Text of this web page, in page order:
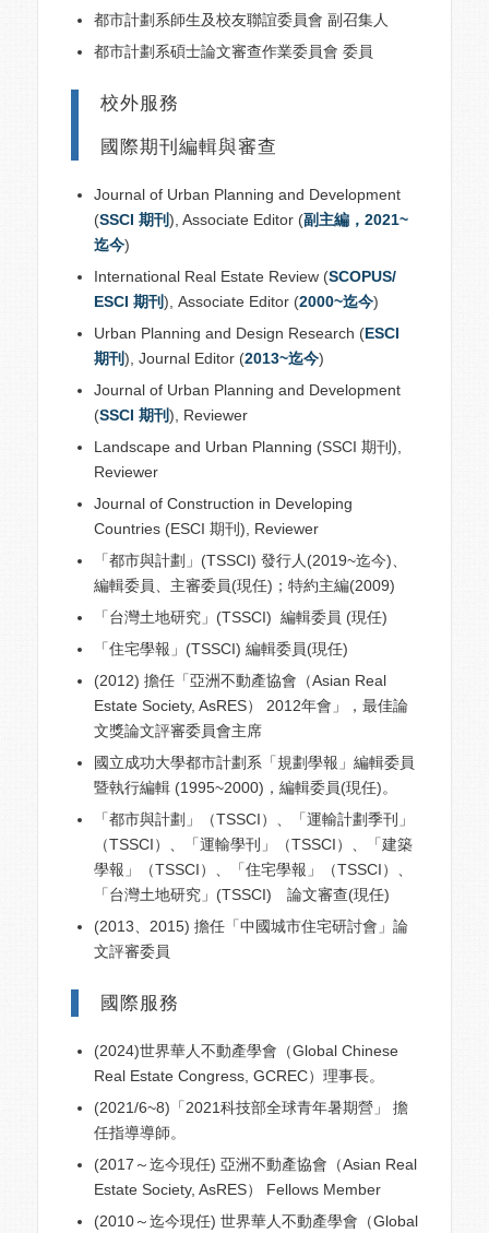
都市計劃系師生及校友聯誼委員會 副召集人
都市計劃系碩士論文審查作業委員會 委員
校外服務
國際期刊編輯與審查
Journal of Urban Planning and Development
(SSCI 期刊), Associate Editor (副主編，2021~
迄今)
International Real Estate Review (SCOPUS/
ESCI 期刊) Associate Editor (2000~迄今)
Urban Planning and Design Research (ESCI
期刊) Journal Editor (2013~迄今)
Journal of Urban Planning and Development
(SSCI 期刊), Reviewer
Landscape and Urban Planning (SSCI 期刊),
Reviewer
Journal of Construction in Developing
Countries (ESCI 期刊), Reviewer
「都市與計劃」(TSSCI) 發行人(2019~迄今)、
編輯委員、主審委員(現任)；特約主編(2009)
「台灣土地研究」(TSSCI) 編輯委員 (現任)
「住宅學報」(TSSCI) 編輯委員(現任)
(2012) 擔任「亞洲不動產協會（Asian Real
Estate Society, AsRES） 2012年會」，最佳論
文獎論文評審委員會主席
國立成功大學都市計劃系「規劃學報」編輯委員
暨執行編輯 (1995~2000)，編輯委員(現任)。
「都市與計劃」（TSSCI）、「運輸計劃季刊」
（TSSCI）、「運輸學刊」（TSSCI）、「建築
學報」（TSSCI）、「住宅學報」（TSSCI）、
「台灣土地研究」(TSSCI) 論文審查(現任)
(2013、2015) 擔任「中國城市住宅研討會」論
文評審委員
國際服務
(2024)世界華人不動產學會（Global Chinese
Real Estate Congress, GCREC）理事長。
(2021/6~8)「2021科技部全球青年暑期營」 擔
任指導導師。
(2017～迄今現任) 亞洲不動產協會（Asian Real
Estate Society, AsRES） Fellows Member
(2010～迄今現任) 世界華人不動產學會（Global